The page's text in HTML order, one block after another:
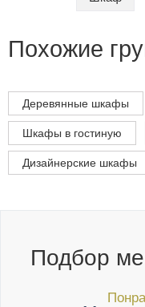
Похожие
Деревянные шкафы
Шкафы в гостиную
Дизайнерские шкафы
Подбор